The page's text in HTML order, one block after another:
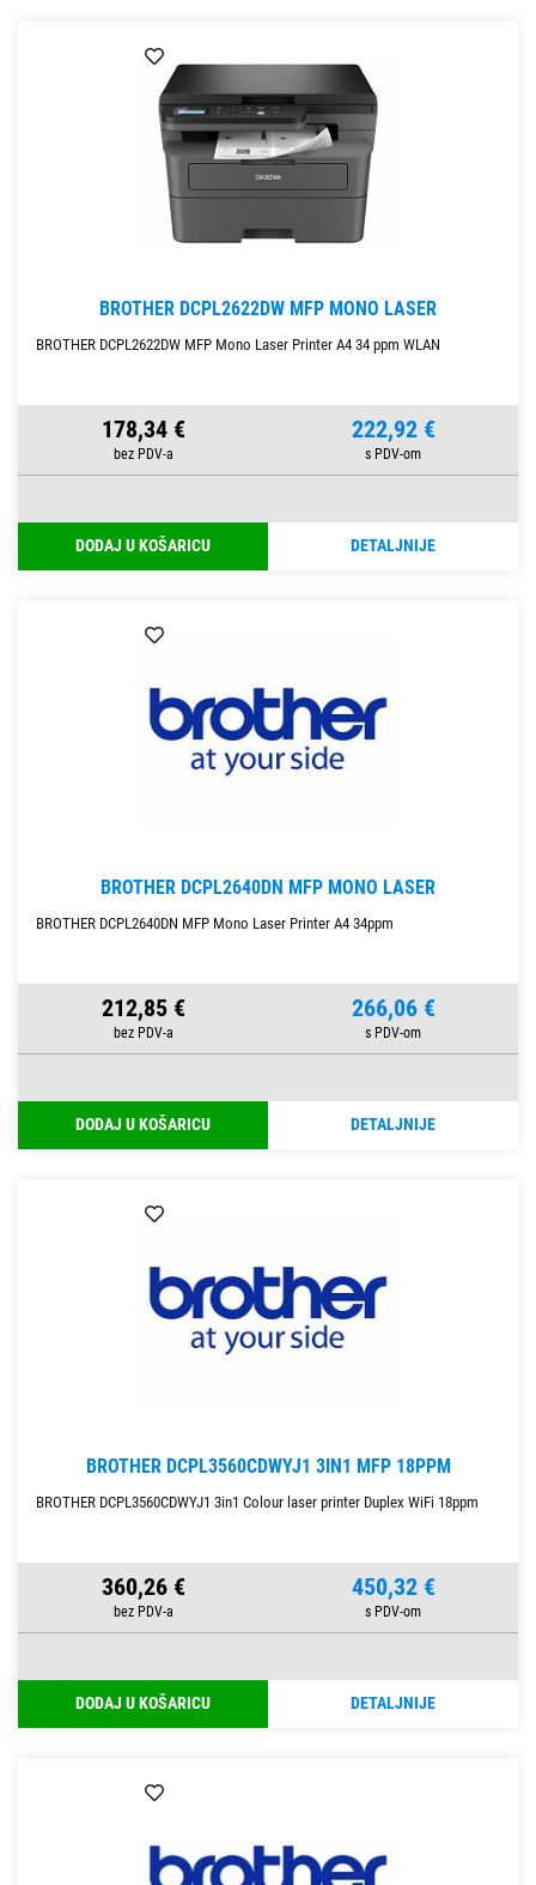
BROTHER DCPL2622DW MFP MONO LASER
BROTHER DCPL2622DW MFP Mono Laser Printer A4 34 ppm WLAN
178,34 € 222,92 €
DODAJ U KOŠARICU DETALJNIJE
BROTHER DCPL2640DN MFP MONO LASER
BROTHER DCPL2640DN MFP Mono Laser Printer A4 34ppm
212,85 € 266,06 €
DODAJ U KOŠARICU DETALJNIJE
BROTHER DCPL3560CDWYJ1 3IN1 MFP 18PPM
BROTHER DCPL3560CDWYJ1 3in1 Colour laser printer Duplex WiFi 18ppm
360,26 € 450,32 €
DODAJ U KOŠARICU DETALJNIJE